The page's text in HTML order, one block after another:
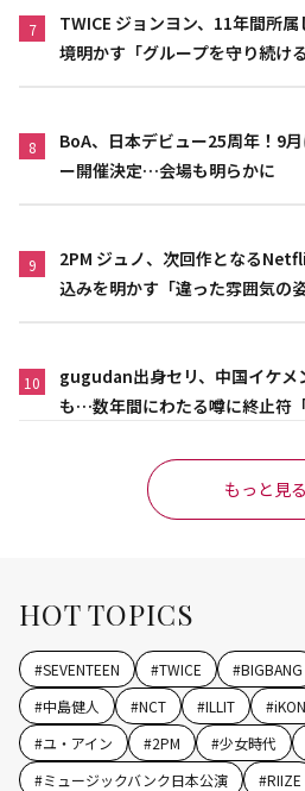
7
TWICE ジョンヨン、11年間所
境明かす「グループを守り続ける
8
BoA、日本デビュー25周年！9
ー開催決定…会場も明らかに
9
2PM ジュノ、次回作となる
込みを明かす「違った雰囲気の
10
gugudan出身セリ、中国イケメ
も…数年間にわたる噂に終止符
もっと見る
HOT TOPICS
#SEVENTEEN #TWICE #BIGBANG
#中島健人 #NCT #ILLIT #iKON
#ユ・アイン #2PM #少女時代
#ミュージックバンク日本公演 #RIIZE